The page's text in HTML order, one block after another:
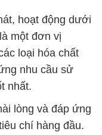
hoạt động dưới
một đơn vị
loại hóa chất
nhu cầu sử
nhất.
lòng và đáp ứng
chí hàng đầu.